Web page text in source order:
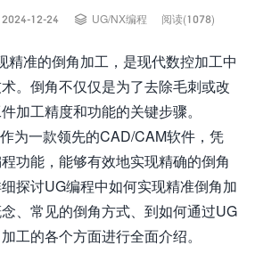
2024-12-24  UG/NX编程 阅读(1078)
精准的倒角加工，是现代数控加工中
。倒角不仅仅是为了去除毛刺或改
加工精度和功能的关键步骤。
为一款领先的CAD/CAM软件，凭
功能，能够有效地实现精确的倒角
探讨UG编程中如何实现精准倒角加
、常见的倒角方式、到如何通过UG
工的各个方面进行全面介绍。